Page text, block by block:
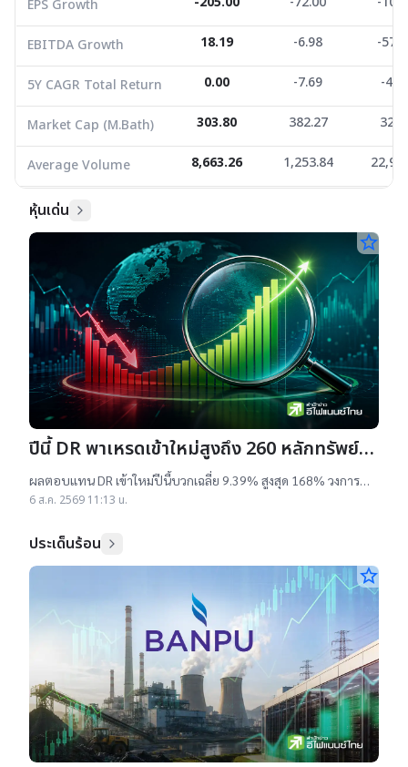
EPS Growth
EBITDA Growth 18.19 -6.98 -
5Y CAGR Total Return 0.00 -7.69 -
Market Cap (M.Bath) 303.80 382.27
Average Volume 8,663.26 1,253.84
หุ้นเด่น
star_border
ปีนี้ DR พาเหรดเข้าใหม่สูงถึง 260 หลักทรัพย์
ผลตอบแทนบวกเฉลี่ย 9% สูงสุด 168%
ผลตอบแทน DR เข้าใหม่ปีนี้บวกเฉลี่ย 9.39% สูงสุด 168% วงการ
เผยสาเหตุออกใหม่จำนวนมาก เป็นไปตามความต้องการลงทุนหุ้น
6 ส.ค. 2569 11:13 น.
ประเด็นร้อน
star_border